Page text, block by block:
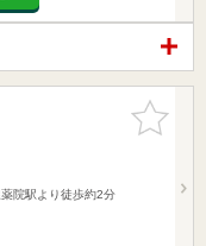
お気に入
りに追加
院駅より徒歩約2分